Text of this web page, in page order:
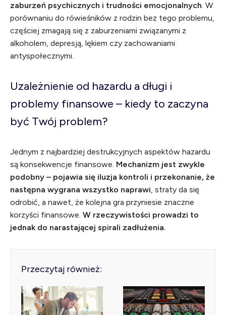
zaburzeń psychicznych i trudności emocjonalnych. W
porównaniu do rówieśników z rodzin bez tego problemu,
częściej zmagają się z zaburzeniami związanymi z
alkoholem, depresją, lękiem czy zachowaniami
antyspołecznymi.
Uzależnienie od hazardu a długi i
problemy finansowe – kiedy to zaczyna
być Twój problem?
Jednym z najbardziej destrukcyjnych aspektów hazardu
są konsekwencje finansowe. Mechanizm jest zwykle
podobny – pojawia się iluzja kontroli i przekonanie, że
następna wygrana wszystko naprawi, straty da się
odrobić, a nawet, że kolejna gra przyniesie znaczne
korzyści finansowe. W rzeczywistości prowadzi to
jednak do narastającej spirali zadłużenia.
Przeczytaj również: